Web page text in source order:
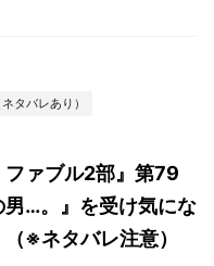
タバレあり）
ファブル2部』第79
男…。』を受け気にな
※ネタバレ注意）